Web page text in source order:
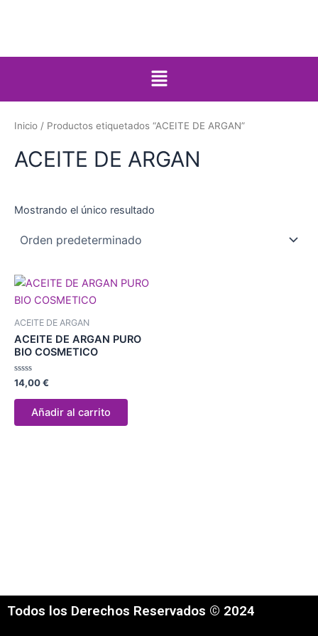
Menú
Inicio / Productos etiquetados “ACEITE DE ARGAN”
ACEITE DE ARGAN
Mostrando el único resultado
ACEITE DE ARGAN
ACEITE DE ARGAN PURO
BIO COSMETICO
Valorado
con
0
14,00€
Añadir al carrito
Todos los Derechos Reservados © 2024